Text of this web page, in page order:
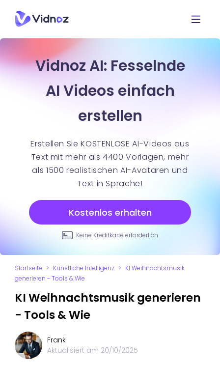
Vidnoz AI: Fesselnde
AI Videos einfach
erstellen
Erstellen Sie KOSTENLOSE AI-Videos aus
Text mit mehr als 4400 Vorlagen, mehr
als 1500 realistischen AI-Avataren und
Text in Sprache!
Kostenlos erhalten
Keine Kreditkarte erforderlich
Startseite > Künstliche Intelligenz > KI Weihnachtsmusik
generieren - Tools & Wie
KI Weihnachtsmusik generieren
- Tools & Wie
Frank
Aktualisiert am 20/10/2025